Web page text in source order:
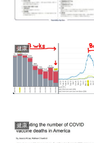
健康
健康